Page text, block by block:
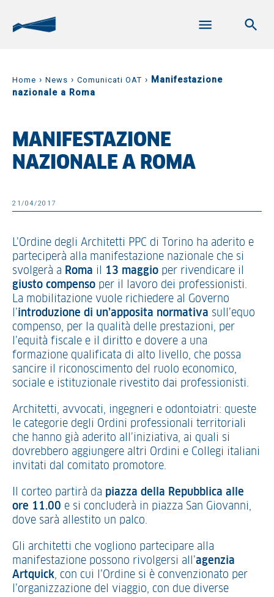
Home › News › Comunicati OAT › Manifestazione
nazionale a Roma
MANIFESTAZIONE
NAZIONALE A ROMA
21/04/2017
L’Ordine degli Architetti PPC di Torino ha aderito e
parteciperà alla manifestazione nazionale che si
svolgerà a Roma il 13 maggio per rivendicare il
giusto compenso per il lavoro dei professionisti.
La mobilitazione vuole richiedere al Governo
l’introduzione di un’apposita normativa sull’equo
compenso, per la qualità delle prestazioni, per
l’equità fiscale e il diritto e dovere a una
formazione qualificata di alto livello, che possa
sancire il riconoscimento del ruolo economico,
sociale e istituzionale rivestito dai professionisti.
Architetti, avvocati, ingegneri e odontoiatri: queste
le categorie degli Ordini professionali territoriali
che hanno già aderito all’iniziativa, ai quali si
dovrebbero aggiungere altri Ordini e Collegi italiani
invitati dal comitato promotore.
Il corteo partirà da piazza della Repubblica alle
ore 11.00 e si concluderà in piazza San Giovanni,
dove sarà allestito un palco.
Gli architetti che vogliono partecipare alla
manifestazione possono rivolgersi all’agenzia
Artquick, con cui l’Ordine si è convenzionato per
l’organizzazione del viaggio, con due diverse